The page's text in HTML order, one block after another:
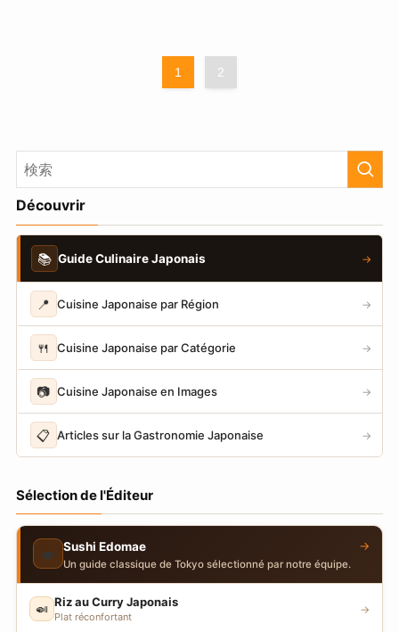
1 2
Découvrir
📚 Guide Culinaire Japonais →
📍 Cuisine Japonaise par Région →
🍴 Cuisine Japonaise par Catégorie →
📷 Cuisine Japonaise en Images →
📋 Articles sur la Gastronomie Japonaise →
Sélection de l'Éditeur
🍣 Sushi Edomae
Un guide classique de Tokyo sélectionné par notre équipe.
→
🍛 Riz au Curry Japonais
Plat réconfortant
→